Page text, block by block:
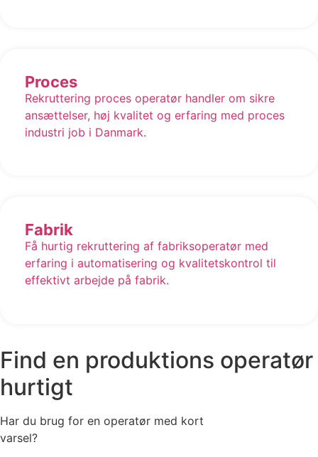
Proces
Rekruttering proces operatør handler om sikre
ansættelser, høj kvalitet og erfaring med proces
industri job i Danmark.
Fabrik
Få hurtig rekruttering af fabriksoperatør med
erfaring i automatisering og kvalitetskontrol til
effektivt arbejde på fabrik.
Find en produktions operatør
hurtigt
Har du brug for en operatør med kort
varsel?